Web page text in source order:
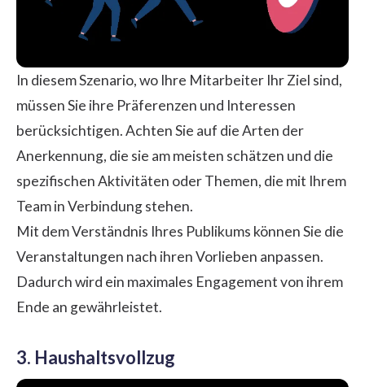
In diesem Szenario, wo Ihre Mitarbeiter Ihr Ziel sind,
müssen Sie ihre Präferenzen und Interessen
berücksichtigen. Achten Sie auf die Arten der
Anerkennung, die sie am meisten schätzen und die
spezifischen Aktivitäten oder Themen, die mit Ihrem
Team in Verbindung stehen.
Mit dem Verständnis Ihres Publikums können Sie die
Veranstaltungen nach ihren Vorlieben anpassen.
Dadurch wird ein maximales Engagement von ihrem
Ende an gewährleistet.
3. Haushaltsvollzug